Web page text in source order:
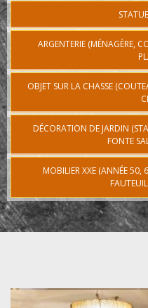
ARGENTERIE (MÉNAGÈRE,
OBJET SUR LA CHASSE
DÉCORATION DE JARDIN
FONTE
MOBILIER XXE (ANNÉE 50,